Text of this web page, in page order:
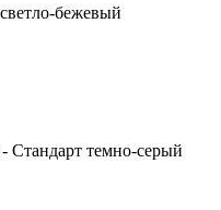
бежевый
Стандарт темно-серый